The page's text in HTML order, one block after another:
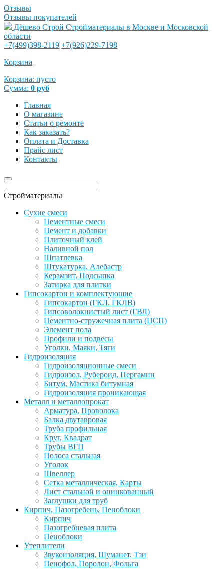
Отзывы
Отзывы покупателей
Дёшево Строй Стройматериалы в Москве и Московской
области
+7(499)398-2119 +7(926)229-7198
Корзина
Корзина: пусто
Сумма: 0 руб
Главная
О магазине
Статьи о ремонте
Как заказать?
Оплата и Доставка
Прайс лист
Контакты
Стройматериалы
Сухие смеси
Цементные смеси
Цемент и добавки
Плиточный клей
Наливной пол
Шпатлевка
Штукатурка, Алебастр
Керамзит, Подсыпка
Затирка для плитки
Гипсокартон и комплектующие
Гипсокартон (ГКЛ. ГКЛВ)
Гипсоволокнистый лист (ГВЛ)
Цементно-стружечная плита (ЦСП)
Элемент пола
Профили и подвесы
Уголки, Маяки, Тяги
Гидроизоляция
Гидроизоляционные смеси
Гидроизол, Рубероид, Пергамин
Битум, Мастика битумная
Гидроизоляция проникающая
Металл и металлопрокат
Арматура, Проволока
Балка двутавровая
Труба профильная
Круг, Квадрат
Трубы ВГП
Полоса стальная
Уголок
Швеллер
Сетка металлическая, Карты
Лист стальной и оцинкованный
Заглушки для труб
Кирпич, Пазогребень, Пеноблоки
Кирпич
Пазогребневая плита
Пеноблоки
Утеплители
Звукоизоляция, Шуманет, Тзи
Пенофол, Поролон, Фольга